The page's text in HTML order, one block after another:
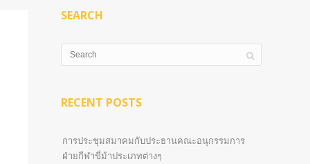
SEARCH
RECENT POSTS
การประชุมสมาคมกับประธานคณะอนุกรรมการ
ฝ่ายกีฬาขี่ม้าประเภทต่างๆ